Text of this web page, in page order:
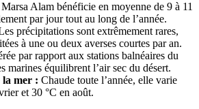
Marsa Alam bénéficie en moyenne de 9 à 11
par jour tout au long de l’année.
précipitations sont extrêmement rares,
à une ou deux averses courtes par an.
par rapport aux stations balnéaires du
marines équilibrent l’air sec du désert.
la mer : Chaude toute l’année, elle varie
et 30 °C en août.